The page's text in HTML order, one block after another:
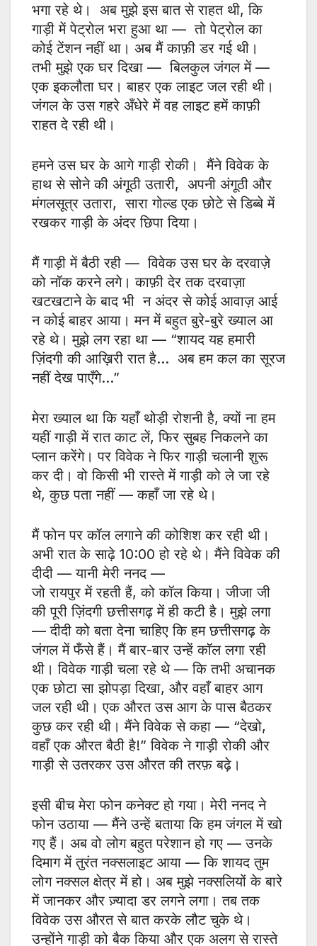
भगा रहे थे। अब मुझे इस बात से राहत थी, कि
गाड़ी में पेट्रोल भरा हुआ था — तो पेट्रोल का
कोई टेंशन नहीं था। अब मैं काफ़ी डर गई थी।
तभी मुझे एक घर दिखा — बिलकुल जंगल में —
एक इकलौता घर। बाहर एक लाइट जल रही थी।
जंगल के उस गहरे अँधेरे में वह लाइट हमें काफ़ी
राहत दे रही थी।
हमने उस घर के आगे गाड़ी रोकी। मैंने विवेक के
हाथ से सोने की अंगूठी उतारी, अपनी अंगूठी और
मंगलसूत्र उतारा, सारा गोल्ड एक छोटे से डिब्बे में
रखकर गाड़ी के अंदर छिपा दिया।
मैं गाड़ी में बैठी रही — विवेक उस घर के दरवाज़े
को नॉक करने लगे। काफ़ी देर तक दरवाज़ा
खटखटाने के बाद भी न अंदर से कोई आवाज़ आई
न कोई बाहर आया। मन में बहुत बुरे-बुरे ख्याल आ
रहे थे। मुझे लग रहा था — “शायद यह हमारी
ज़िंदगी की आख़िरी रात है… अब हम कल का सूरज
नहीं देख पाएँगे…”
मेरा ख्याल था कि यहाँ थोड़ी रोशनी है, क्यों ना हम
यहीं गाड़ी में रात काट लें, फिर सुबह निकलने का
प्लान करेंगे। पर विवेक ने फिर गाड़ी चलानी शुरू
कर दी। वो किसी भी रास्ते में गाड़ी को ले जा रहे
थे, कुछ पता नहीं — कहाँ जा रहे थे।
मैं फोन पर कॉल लगाने की कोशिश कर रही थी।
अभी रात के साढ़े 10:00 हो रहे थे। मैंने विवेक की
दीदी — यानी मेरी ननद —
जो रायपुर में रहती हैं, को कॉल किया। जीजा जी
की पूरी ज़िंदगी छत्तीसगढ़ में ही कटी है। मुझे लगा
— दीदी को बता देना चाहिए कि हम छत्तीसगढ़ के
जंगल में फँसे हैं। मैं बार-बार उन्हें कॉल लगा रही
थी। विवेक गाड़ी चला रहे थे — कि तभी अचानक
एक छोटा सा झोपड़ा दिखा, और वहाँ बाहर आग
जल रही थी। एक औरत उस आग के पास बैठकर
कुछ कर रही थी। मैंने विवेक से कहा — “देखो,
वहाँ एक औरत बैठी है!” विवेक ने गाड़ी रोकी और
गाड़ी से उतरकर उस औरत की तरफ़ बढ़े।
इसी बीच मेरा फोन कनेक्ट हो गया। मेरी ननद ने
फोन उठाया — मैंने उन्हें बताया कि हम जंगल में खो
गए हैं। अब वो लोग बहुत परेशान हो गए — उनके
दिमाग में तुरंत नक्सलाइट आया — कि शायद तुम
लोग नक्सल क्षेत्र में हो। अब मुझे नक्सलियों के बारे
में जानकर और ज़्यादा डर लगने लगा। तब तक
विवेक उस औरत से बात करके लौट चुके थे।
उन्होंने गाड़ी को बैक किया और एक अलग से रास्ते